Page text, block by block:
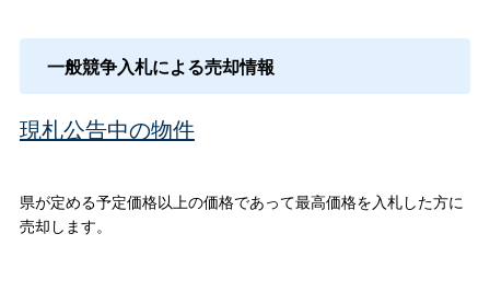
一般競争入札による売却情報
現札公告中の物件
県が定める予定価格以上の価格であって最高価格を入札した方に
売却します。